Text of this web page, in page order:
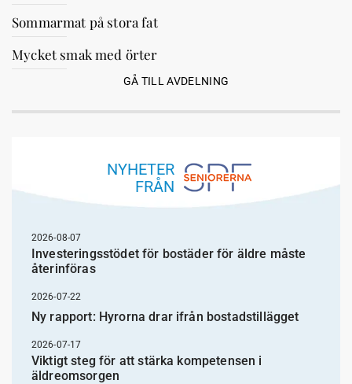
Sommarmat på stora fat
Mycket smak med örter
GÅ TILL AVDELNING
NYHETER
FRÅN
2026-08-07
Investeringsstödet för bostäder för äldre måste
återinföras
2026-07-22
Ny rapport: Hyrorna drar ifrån bostadstillägget
2026-07-17
Viktigt steg för att stärka kompetensen i
äldreomsorgen